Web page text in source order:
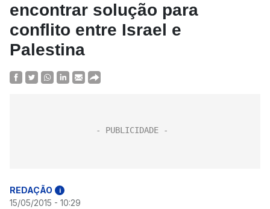
encontrar solução para
conflito entre Israel e
Palestina
REDAÇÃO i
15/05/2015 - 10:29